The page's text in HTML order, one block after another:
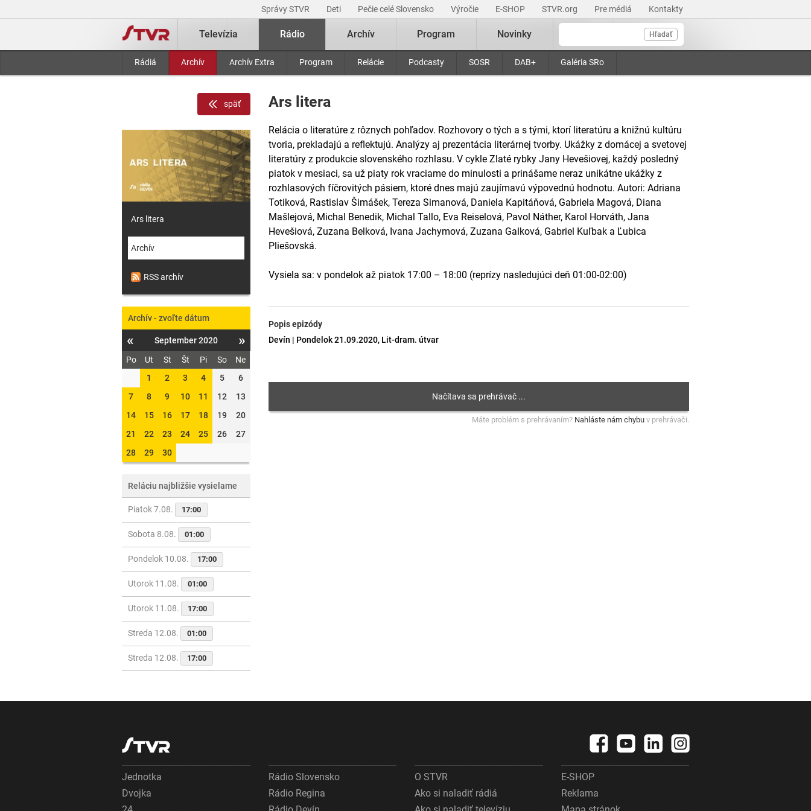
Správy STVR Deti Pečie celé Slovensko Výročie E-SHOP STVR.org Pre médiá Kontakty
Hľadať
Televízia Rádio
Rádiá Archív Archív Extra Program Relácie Podcasty SOSR DAB+ Galéria SRo
Archív Program Novinky
Ars litera
Relácia o literatúre z rôznych pohľadov. Rozhovory o tých a s tými, ktorí literatúru a knižnú kultúru
tvoria, prekladajú a reflektujú. Analýzy aj prezentácia literárnej tvorby. Ukážky z domácej a svetovej
literatúry z produkcie slovenského rozhlasu. V cykle Zlaté rybky Jany Hevešiovej, každý posledný
piatok v mesiaci, sa už piaty rok vraciame do minulosti a prinášame neraz unikátne ukážky z
rozhlasových fíčrovitých pásiem, ktoré dnes majú zaujímavú výpovednú hodnotu. Autori: Adriana
Totiková, Rastislav Šimášek, Tereza Simanová, Daniela Kapitáňová, Gabriela Magová, Diana
Mašlejová, Michal Benedik, Michal Tallo, Eva Reiselová, Pavol Náther, Karol Horváth, Jana
Hevešiová, Zuzana Belková, Ivana Jachymová, Zuzana Galková, Gabriel Kuľbak a Ľubica
Pliešovská.
Vysiela sa: v pondelok až piatok 17:00 – 18:00 (reprízy nasledujúci deň 01:00-02:00)
Popis epizódy
Devín | Pondelok 21.09.2020, Lit-dram. útvar
Máte problém s prehrávaním? Nahláste nám chybu v prehrávači.
späť
Ars litera
Archív
RSS archív
Archív - zvoľte dátum
« September 2020 »
Po Ut St Št Pi So
Ne
1
2 3 4 5
6
7
8 9 10 11 12
13
14
15 16 17 18 19
20
21
22 23 24 25 26
27
28
29 30
Reláciu najbližšie vysielame
Piatok 7.08. 17:00
Sobota 8.08. 01:00
Pondelok 10.08. 17:00
Utorok 11.08. 01:00
Utorok 11.08. 17:00
Streda 12.08. 01:00
Streda 12.08. 17:00
Jednotka
Dvojka
Rádio Slovensko
Rádio Regina
O STVR
Ako si naladiť rádiá
E-SHOP
Reklama